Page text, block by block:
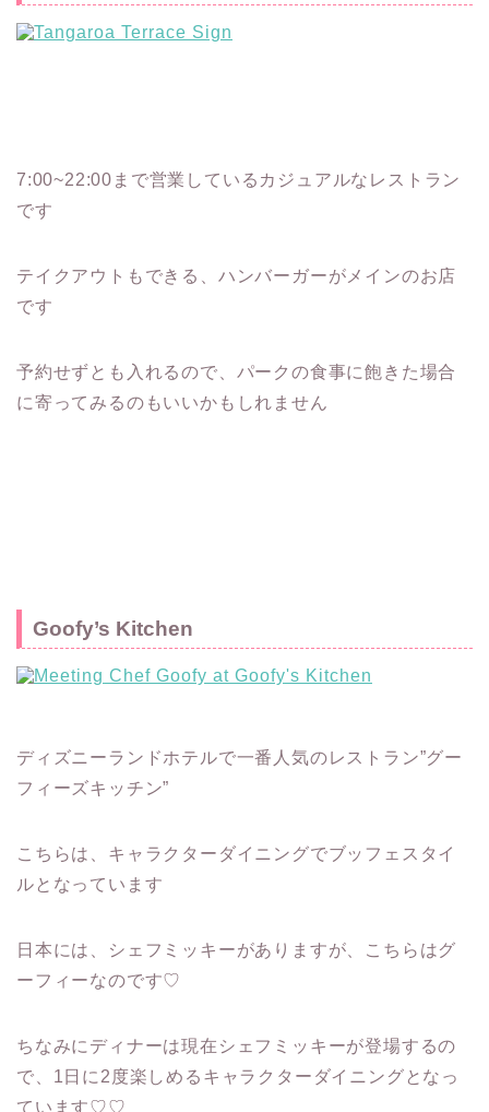
7:00~22:00まで営業しているカジュアルなレストラン
です
テイクアウトもできる、ハンバーガーがメインのお店
です
予約せずとも入れるので、パークの食事に飽きた場合
に寄ってみるのもいいかもしれません
Goofy’s Kitchen
ディズニーランドホテルで一番人気のレストラン”グー
フィーズキッチン”
こちらは、キャラクターダイニングでブッフェスタイ
ルとなっています
日本には、シェフミッキーがありますが、こちらはグ
ーフィーなのです♡
ちなみにディナーは現在シェフミッキーが登場するの
で、1日に2度楽しめるキャラクターダイニングとなっ
ています♡♡